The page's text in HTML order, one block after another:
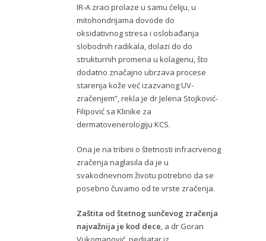
IR-A zraci prolaze u samu ćeliju, u
mitohondrijama dovode do
oksidativnog stresa i oslobađanja
slobodnih radikala, dolazi do do
strukturnih promena u kolagenu, što
dodatno značajno ubrzava procese
starenja kože već izazvanog UV-
zračenjem”, rekla je dr Jelena Stojković-
Filipović sa Klinike za
dermatovenerologiju KCS.
Ona je na tribini o štetnosti infracrvenog
zračenja naglasila da je u
svakodnevnom životu potrebno da se
posebno čuvamo od te vrste zračenja.
Zaštita od štetnog sunčevog zračenja
najvažnija je kod dece, a dr Goran